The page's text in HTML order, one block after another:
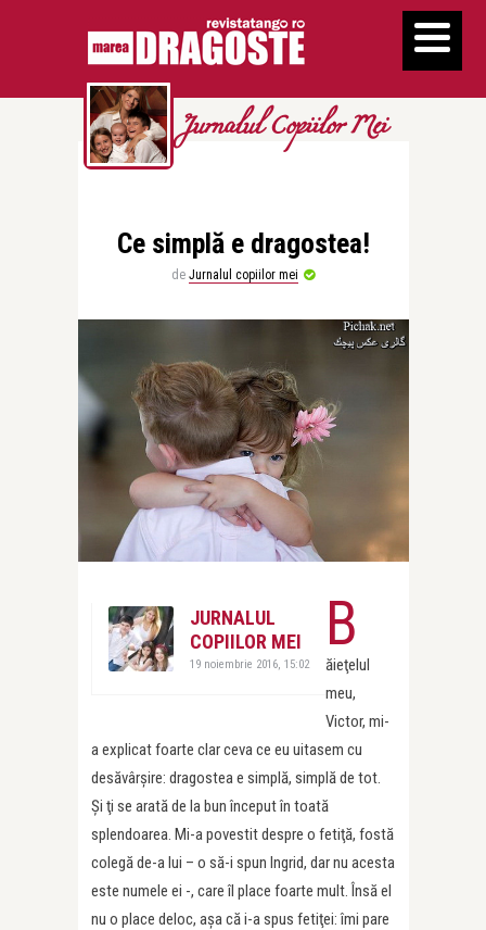
Jurnalul Copiilor Mei
Ce simplă e dragostea!
de Jurnalul copiilor mei
JURNALUL
COPIILOR MEI
19 noiembrie 2016, 15:02
B
ăieţelul
meu,
Victor, mi-
a explicat foarte clar ceva ce eu uitasem cu
desăvârşire: dragostea e simplă, simplă de tot.
Şi ţi se arată de la bun început în toată
splendoarea. Mi-a povestit despre o fetiţă, fostă
colegă de-a lui – o să-i spun Ingrid, dar nu acesta
este numele ei -, care îl place foarte mult. Însă el
nu o place deloc, aşa că i-a spus fetiţei: îmi pare